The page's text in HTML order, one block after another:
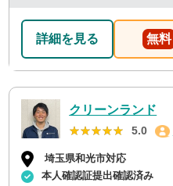
詳細を見る 無料
クリーンランド
★★★★★
★★★★★ 5.0
埼玉県和光市対応
本人確認証提出確認済み